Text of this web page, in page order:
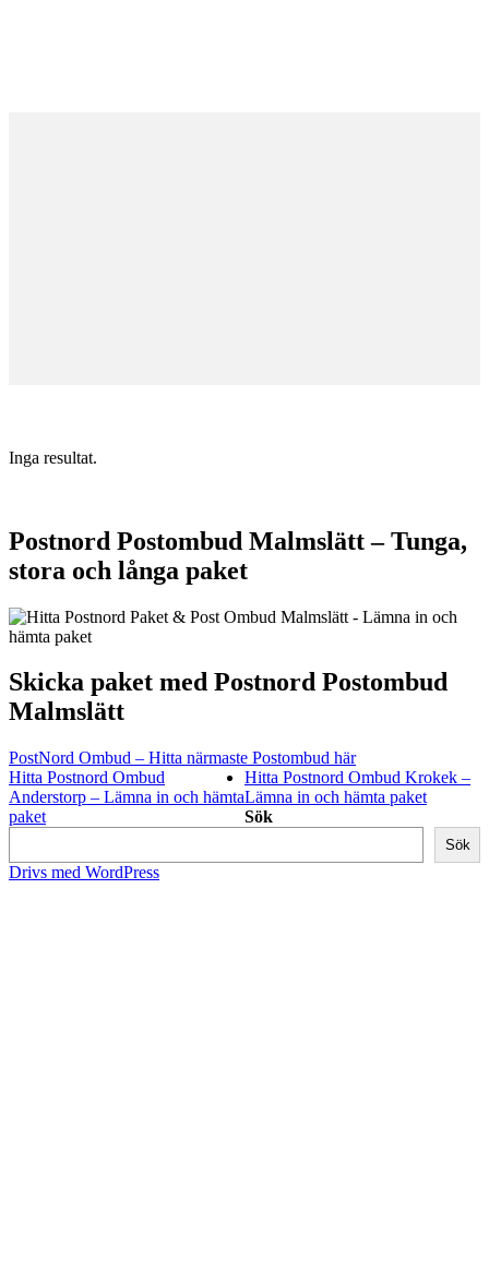
Inga resultat.
Postnord Postombud Malmslätt – Tunga,
stora och långa paket
Skicka paket med Postnord Postombud
Malmslätt
PostNord Ombud – Hitta närmaste Postombud här
Hitta Postnord Ombud
Anderstorp – Lämna in och hämta
paket
Hitta Postnord Ombud Krokek –
Lämna in och hämta paket
Sök
Sök
Drivs med WordPress